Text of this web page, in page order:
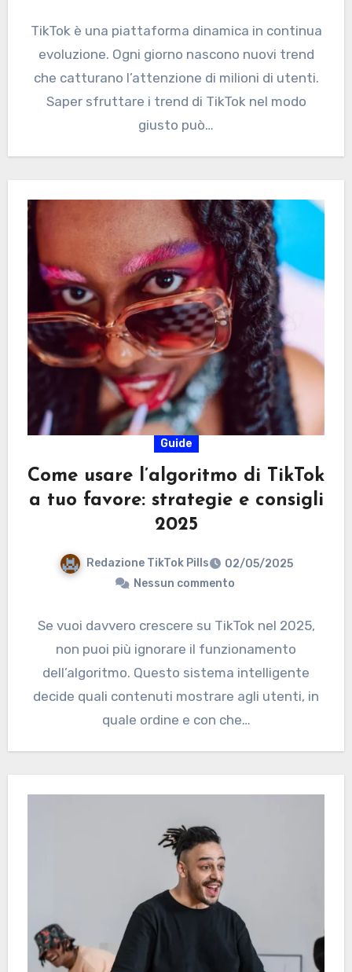
TikTok è una piattaforma dinamica in continua
evoluzione. Ogni giorno nascono nuovi trend
che catturano l’attenzione di milioni di utenti.
Saper sfruttare i trend di TikTok nel modo
giusto può…
Guide
Come usare l’algoritmo di TikTok
a tuo favore: strategie e consigli
2025
Redazione TikTok Pills
02/05/2025
Nessun commento
Se vuoi davvero crescere su TikTok nel 2025,
non puoi più ignorare il funzionamento
dell’algoritmo. Questo sistema intelligente
decide quali contenuti mostrare agli utenti, in
quale ordine e con che…